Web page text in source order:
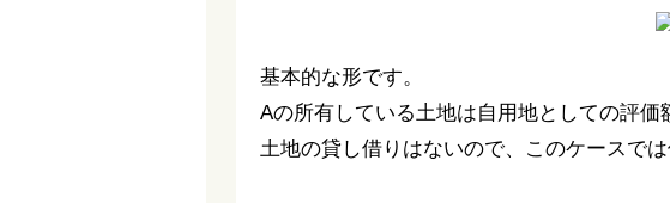
基本的な形です。
Aの所有している土地は自用地としての評価
土地の貸し借りはないので、このケースでは